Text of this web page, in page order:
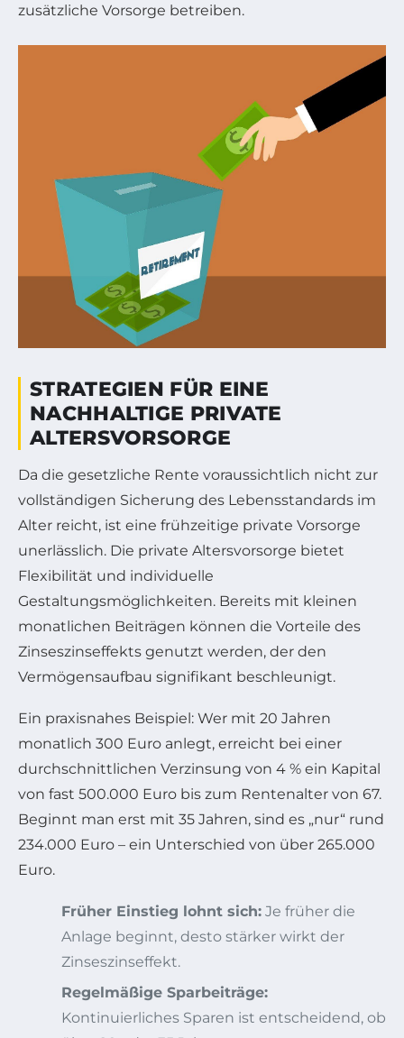
zusätzliche Vorsorge betreiben.
STRATEGIEN FÜR EINE
NACHHALTIGE PRIVATE
ALTERSVORSORGE
Da die gesetzliche Rente voraussichtlich nicht zur
vollständigen Sicherung des Lebensstandards im
Alter reicht, ist eine frühzeitige private Vorsorge
unerlässlich. Die private Altersvorsorge bietet
Flexibilität und individuelle
Gestaltungsmöglichkeiten. Bereits mit kleinen
monatlichen Beiträgen können die Vorteile des
Zinseszinseffekts genutzt werden, der den
Vermögensaufbau signifikant beschleunigt.
Ein praxisnahes Beispiel: Wer mit 20 Jahren
monatlich 300 Euro anlegt, erreicht bei einer
durchschnittlichen Verzinsung von 4 % ein Kapital
von fast 500.000 Euro bis zum Rentenalter von 67.
Beginnt man erst mit 35 Jahren, sind es „nur“ rund
234.000 Euro – ein Unterschied von über 265.000
Euro.
Früher Einstieg lohnt sich: Je früher die
Anlage beginnt, desto stärker wirkt der
Zinseszinseffekt.
Regelmäßige Sparbeiträge:
Kontinuierliches Sparen ist entscheidend, ob